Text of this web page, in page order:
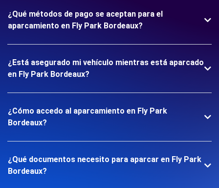
¿Qué métodos de pago se aceptan para el
aparcamiento en Fly Park Bordeaux?
¿Está asegurado mi vehículo mientras está aparcado
en Fly Park Bordeaux?
¿Cómo accedo al aparcamiento en Fly Park
Bordeaux?
¿Qué documentos necesito para aparcar en Fly Park
Bordeaux?